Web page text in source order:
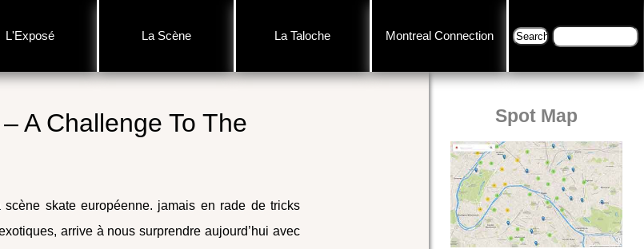
L'Exposé La Scène La Taloche Montreal Connection
A Challenge To The
skate européenne. jamais en rade de tricks
arrive à nous surprendre aujourd’hui avec
Spot Map